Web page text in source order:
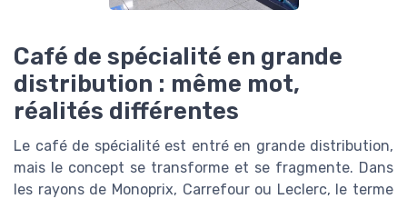
Café de spécialité en grande
distribution : même mot,
réalités différentes
Le café de spécialité est entré en grande distribution,
mais le concept se transforme et se fragmente. Dans
les rayons de Monoprix, Carrefour ou Leclerc, le terme